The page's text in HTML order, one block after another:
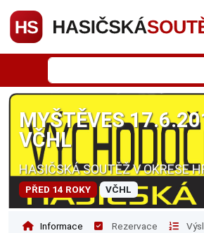
MYŠTĚVES
VČHL
HASIČSKÁ SOUTĚŽ V OKRESE
PŘED 14 ROKY VČHL
Informace Rezervace